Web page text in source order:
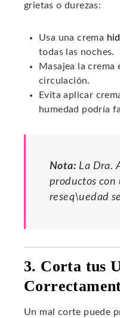
grietas o durezas:
Usa una crema
todas las noches.
Masajea la crema
circulación.
Evita aplicar
humedad podría
Nota: La Dra.
productos con
reseq\uedad
3. Corta tus
Un mal corte puede